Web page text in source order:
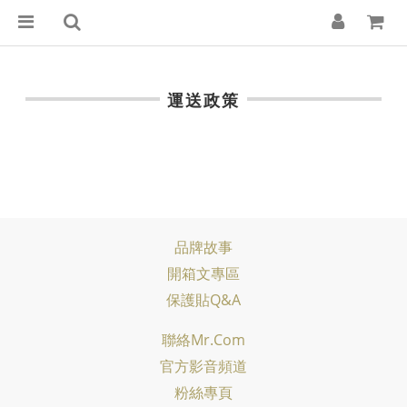
運送政策
品牌故事
開箱文專區
保護貼Q&A
聯絡Mr.com
官方影音頻道
粉絲專頁